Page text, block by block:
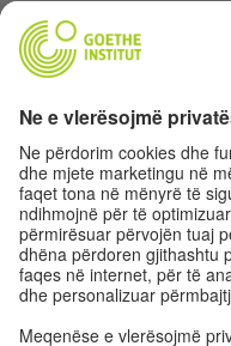
Faqe të tjera interneti
Komuniteti
Ushtro
Kurse
Portali për
Privatësia dhe Qasja